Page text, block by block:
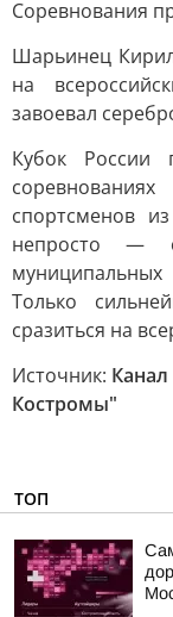
Соревнования
Шарьинец
на
завоевал
Кубок
спортсменов
непросто —
Только
сразиться на
Источник:
Костромы"
ТОП